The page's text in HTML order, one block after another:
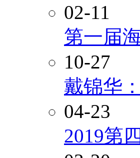
02-11
第一届
10-27
戴锦华
04-23
2019第